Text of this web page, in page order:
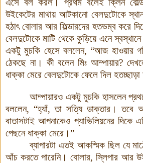
এসে বল করল। প্রথম বলেই ক্লিন
উইকেটের মাথায় আটকানো বেলদুটোকে
হঠাৎ বোলার আর ফিল্ডারদের হতভম্ব করে
বেলদুটোকে মাটি থেকে কুড়িয়ে এনে
একটু মুচকি হেসে বললেন, “আজ হাওয়ার
ঠেকছে না । কী বলেন মিঃ আম্পায়ার?
ধাক্কা মেরে বেলদুটোকে ফেলে দিল হতচ্ছাড়া
আম্পায়ারও একটু মুচকি হাসলেন
বললেন, “হ্যাঁ, তা সত্যি ডাক্তার। তবে
বাতাসটাই আপনাকেও প্যাভিলিয়নের দিকে
পেছনে ধাক্কা মেরে।”
ব্যাপারটা এতই আকস্মিক ছিল যে
আঁচ করতে পারেনি। বোলার, স্লিপার আর